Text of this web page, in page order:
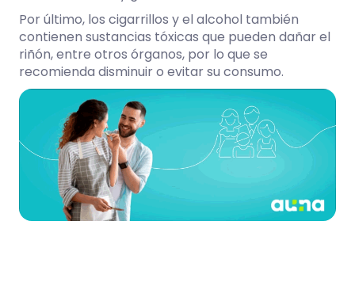
Por último, los cigarrillos y el alcohol también
contienen sustancias tóxicas que pueden dañar el
riñón, entre otros órganos, por lo que se
recomienda disminuir o evitar su consumo.